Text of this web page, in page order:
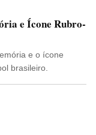
e Ícone Rubro-
e o ícone
brasileiro.